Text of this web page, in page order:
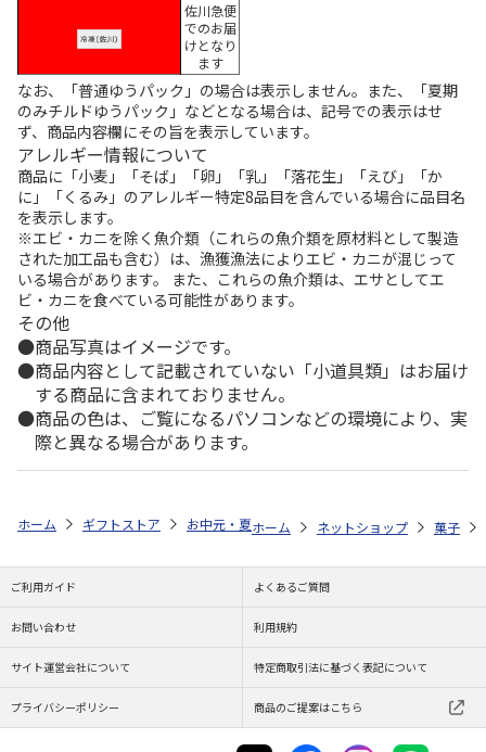
佐川急便
でのお届
けとなり
ます
なお、「普通ゆうパック」の場合は表示しません。また、「夏期
のみチルドゆうパック」などとなる場合は、記号での表示はせ
ず、商品内容欄にその旨を表示しています。
アレルギー情報について
商品に「小麦」「そば」「卵」「乳」「落花生」「えび」「か
に」「くるみ」のアレルギー特定8品目を含んでいる場合に品目名
を表示します。
※エビ・カニを除く魚介類（これらの魚介類を原材料として製造
された加工品も含む）は、漁獲漁法によりエビ・カニが混じって
いる場合があります。 また、これらの魚介類は、エサとしてエ
ビ・カニを食べている可能性があります。
その他
商品写真はイメージです。
商品内容として記載されていない「小道具類」はお届け
する商品に含まれておりません。
商品の色は、ご覧になるパソコンなどの環境により、実
際と異なる場合があります。
ホーム ギフトストア お中元・夏ギフト特集 2026 ゆうゆうギフト
ホーム ネットショップ 菓子
ご利用ガイド よくあるご質問
お問い合わせ 利用規約
サイト運営会社について 特定商取引法に基づく表記について
プライバシーポリシー 商品のご提案はこちら